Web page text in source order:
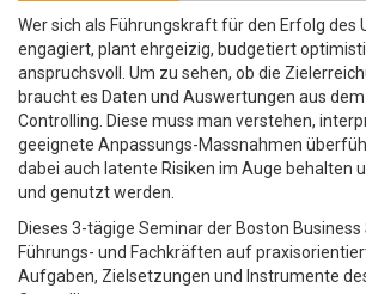
Wer sich als Führungskraft für den Erfolg des
engagiert, plant ehrgeizig, budgetiert
anspruchsvoll. Um zu sehen, ob die
braucht es Daten und Auswertungen aus
Controlling. Diese muss man verstehen,
geeignete Anpassungs-Massnahmen
dabei auch latente Risiken im Auge behalten
und genutzt werden.
Dieses 3-tägige Seminar der Boston
Führungs- und Fachkräften auf
Aufgaben, Zielsetzungen und Instrumente